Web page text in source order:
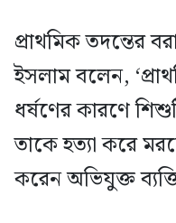
প্রাথমিক তদন্তের
ইসলাম বলেন,
ধর্ষণের কারণে
তাকে হত্যা করে
করেন অভিযুক্ত